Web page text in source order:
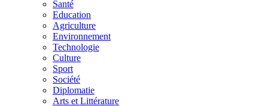
Santé
Education
Agriculture
Environnement
Technologie
Culture
Sport
Société
Diplomatie
Arts et Littérature